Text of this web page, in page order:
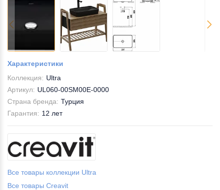
Характеристики
Коллекция: Ultra
Артикул: UL060-00SM00E-0000
Страна бренда: Турция
Гарантия: 12 лет
Все товары коллекции Ultra
Все товары Creavit